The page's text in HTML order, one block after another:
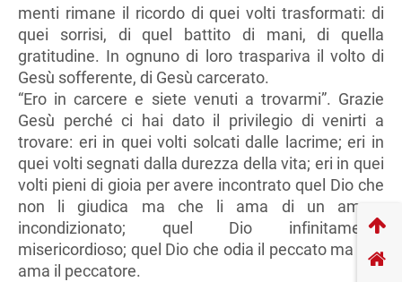
menti rimane il ricordo di quei volti trasformati: di
quei sorrisi, di quel battito di mani, di quella
gratitudine. In ognuno di loro traspariva il volto di
Gesù sofferente, di Gesù carcerato.
“Ero in carcere e siete venuti a trovarmi”. Grazie
Gesù perché ci hai dato il privilegio di venirti a
trovare: eri in quei volti solcati dalle lacrime; eri in
quei volti segnati dalla durezza della vita; eri in quei
volti pieni di gioia per avere incontrato quel Dio che
non li giudica ma che li ama di un amore
incondizionato; quel Dio infinitamente
misericordioso; quel Dio che odia il peccato ma che
ama il peccatore.